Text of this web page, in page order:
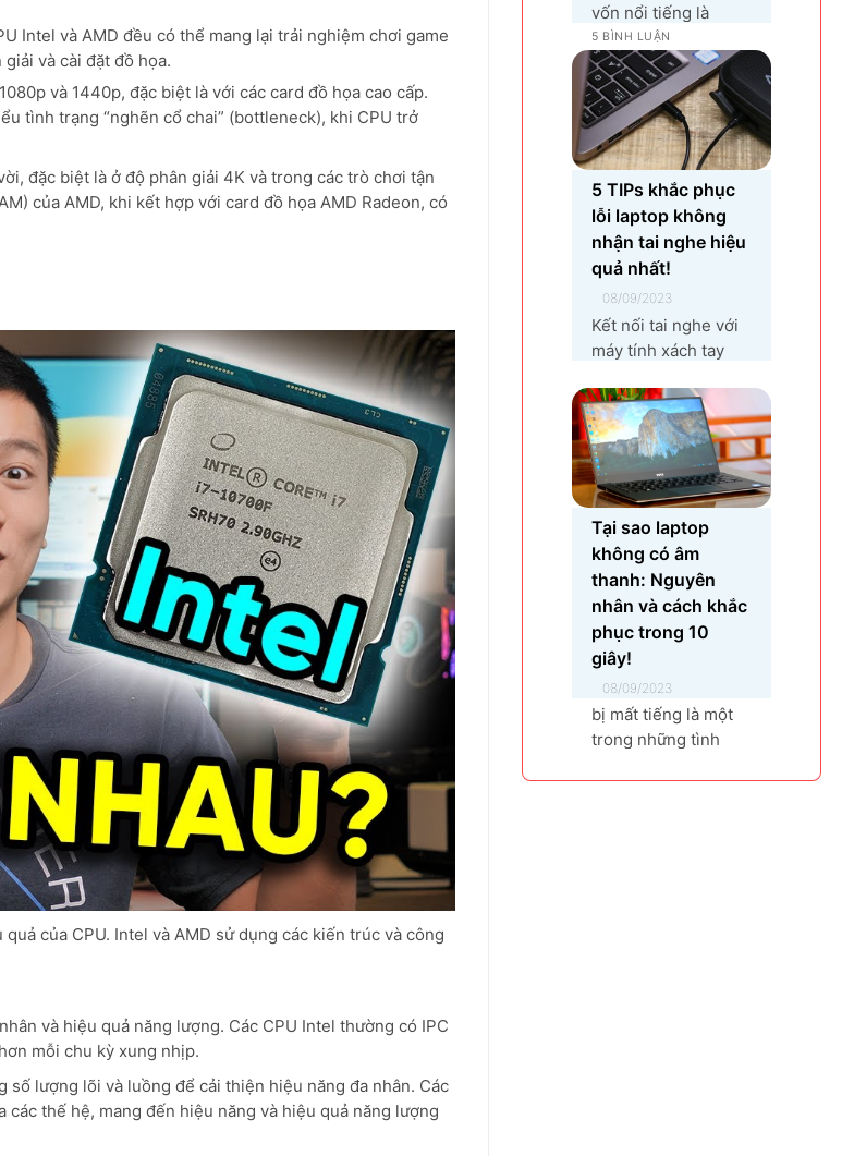
Intel và AMD đều có thể mang lại trải nghiệm chơi game
và cài đặt đồ họa.
và 1440p, đặc biệt là với các card đồ họa cao cấp.
tình trạng “nghẽn cổ chai” (bottleneck), khi CPU trở
đặc biệt là ở độ phân giải 4K và trong các trò chơi tận
của AMD, khi kết hợp với card đồ họa AMD Radeon, có
của CPU. Intel và AMD sử dụng các kiến trúc và công
và hiệu quả năng lượng. Các CPU Intel thường có IPC
mỗi chu kỳ xung nhịp.
lượng lõi và luồng để cải thiện hiệu năng đa nhân. Các
thế hệ, mang đến hiệu năng và hiệu quả năng lượng
vốn nổi tiếng là
chiếc nôi cho các
khu công nghiệp tại
Bắc Ninh. 👉Với sự
góp mặt của tập
đoàn SamSung đầu
tư cho hạng mục sản
xuất linh kiện điện
tử khiến vùng đất
Yên Phong từ làng
quê thuần nông nay
5 BÌNH LUẬN
5 TIPs khắc phục
lỗi laptop không
nhận tai nghe hiệu
quả nhất!
08/09/2023
Kết nối tai nghe với
máy tính xách tay
một lỗi rất phổ biến
khi bạn sử dụng
laptop thường
xuyên. Nguyên nhân
gây ra lỗi laptop
không nhận tai nghe
là gì? Làm sao để
khắc phục hiệu quả
tình trạng laptop –
máy tính...
Tại sao laptop
không có âm
thanh: Nguyên
nhân và cách khắc
phục trong 10
giây!
08/09/2023
bị mất tiếng là một
trong những tình